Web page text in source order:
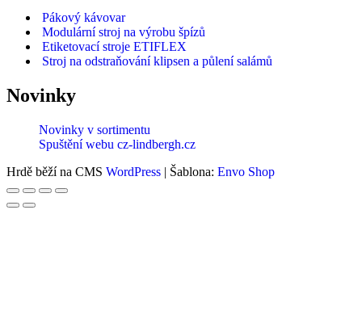
Pákový kávovar
Modulární stroj na výrobu špízů
Etiketovací stroje ETIFLEX
Stroj na odstraňování klipsen a půlení salámů
Novinky
Novinky v sortimentu
Spuštění webu cz-lindbergh.cz
Hrdě běží na CMS WordPress | Šablona: Envo Shop